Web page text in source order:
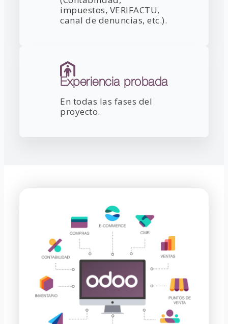
impuestos, VERIFACTU,
canal de denuncias, etc.).
Experiencia probada
En todas las fases del
proyecto.